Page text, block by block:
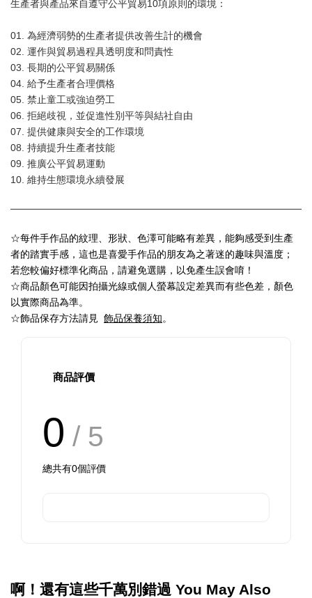
生產者與產品來自遵守公平貿易10項原則的環境：
01. 為經濟弱勢的生產者提供改善生計的機會
02. 運作與貿易過程具透明度和問責性
03. 長期的公平貿易關係
04. 給予生產者合理價格
05. 禁止童工或強迫勞工
06. 拒絕歧視，並促進性別平等與結社自由
07. 提供健康與安全的工作環境
08. 持續提升生產者技能
09. 推廣公平貿易運動
10. 維持生態環境永續發展
☆每件手作品的紋理、形狀、色澤可能略有差異，能夠感受到生產
者的踏實手感，這也是喜愛手作品的朋友為之著迷的趣味與溫度；
若您較偏好標準化商品，請避免選購，以免產生誤會唷！
☆商品顏色可能因拍攝光線或個人螢幕設定差異而有些色差，顏色
以實際商品為準。
☆飾品保存方法請見 飾品保養須知。
商品評價
0 / 5
總共有0個評價
啊！還有這些千萬別錯過 You May Also